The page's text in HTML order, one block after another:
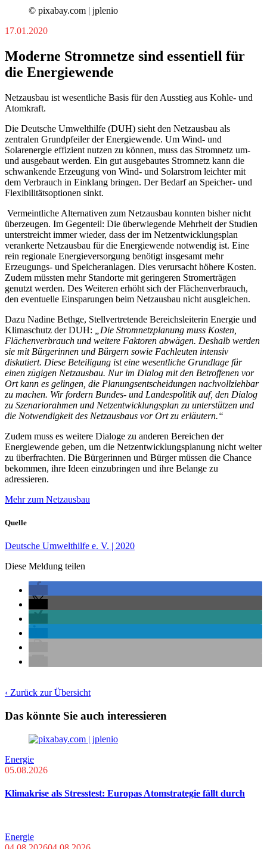
© pixabay.com | jplenio
17.01.2020
Moderne Stromnetze sind essentiell für
die Energiewende
Netzausbau ist wesentliche Basis für den Ausstieg aus Kohle- und
Atomkraft.
Die Deutsche Umwelthilfe (DUH) sieht den Netzausbau als
zentralen Grundpfeiler der Energiewende. Um Wind- und
Solarenergie effizient nutzen zu können, muss das Stromnetz um-
und ausgebaut werden. Ein gut ausgebautes Stromnetz kann die
schwankende Erzeugung von Wind- und Solarstrom leichter mit
dem Verbrauch in Einklang bringen. Der Bedarf an Speicher- und
Flexibilitätsoptionen sinkt.
Vermeintliche Alternativen zum Netzausbau konnten bisher nicht
überzeugen. Im Gegenteil: Die überwiegende Mehrheit der Studien
unterstreicht immer wieder, dass der im Netzentwicklungsplan
verankerte Netzausbau für die Energiewende notwendig ist. Eine
rein regionale Energieversorgung benötigt insgesamt mehr
Erzeugungs- und Speicheranlagen. Dies verursacht höhere Kosten.
Zudem müssten mehr Standorte mit geringeren Stromerträgen
genutzt werden. Des Weiteren erhöht sich der Flächenverbrauch,
den eventuelle Einsparungen beim Netzausbau nicht ausgleichen.
Dazu Nadine Bethge, Stellvertretende Bereichsleiterin Energie und
Klimaschutz der DUH:
„Die Stromnetzplanung muss Kosten,
Flächenverbrauch und weitere Faktoren abwägen. Deshalb werden
sie mit Bürgerinnen und Bürgern sowie Fachleuten intensiv
diskutiert. Diese Beteiligung ist eine wesentliche Grundlage für
einen zügigen Netzausbau. Nur im Dialog mit den Betroffenen vor
Ort kann es gelingen, die Planungsentscheidungen nachvollziehbar
zu machen. Wir fordern Bundes- und Landespolitik auf, den Dialog
zu Szenariorahmen und Netzentwicklungsplan zu unterstützen und
die Notwendigkeit des Netzausbaus vor Ort zu erläutern.“
Zudem muss es weitere Dialoge zu anderen Bereichen der
Energiewende geben, um die Netzentwicklungsplanung nicht weiter
zu überfrachten. Die Bürgerinnen und Bürger müssen die Chance
bekommen, ihre Ideen einzubringen und ihre Belange zu
adressieren.
Mehr zum Netzausbau
Quelle
Deutsche Umwelthilfe e. V. | 2020
Diese Meldung teilen
‹ Zurück zur Übersicht
Das könnte Sie auch interessieren
Energie
05.08.2026
Klimakrise als Stresstest: Europas Atomstrategie fällt durch
Energie